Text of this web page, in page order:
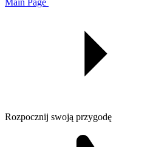
Main Page
Rozpocznij swoją przygodę